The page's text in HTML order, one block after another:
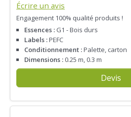
Écrire un avis
Engagement 100% qualité produits !
Essences : G1 - Bois durs
Labels :PEFC
Conditionnement :Palette, carton
Dimensions : 0.25 m, 0.3 m
Devis